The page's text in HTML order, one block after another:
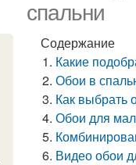
спальни
Содержание
Какие
Обои в
Как выбрать
Обои для
Видео обои